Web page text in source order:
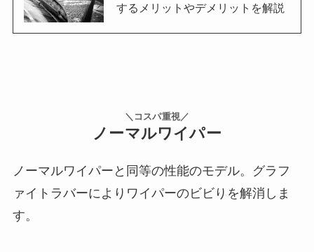
するメリットやデメリットを解説
＼コスパ重視／
ノーマルワイパー
ノーマルワイパーと同等の性能のモデル。グラフ
ァイトラバーによりワイパーのビビりを解消しま
す。